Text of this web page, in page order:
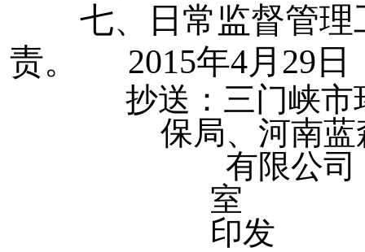
七、
日常监督管
责。
2015年4月
抄送： 三门峡
保局、河南
有限公司
印发